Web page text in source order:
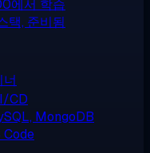
에서 학습
택, 준비됨
CD
MongoDB
Code